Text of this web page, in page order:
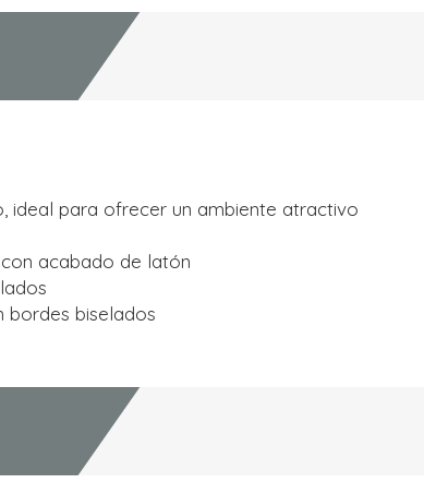
ideal para ofrecer un ambiente atractivo
acabado de latón
bordes biselados